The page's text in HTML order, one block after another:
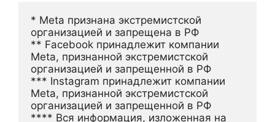
* Meta признана экстремистской
организацией и запрещена в РФ
** Facebook принадлежит компании
Meta, признанной экстремистской
организацией и запрещенной в РФ
*** Instagram принадлежит компании
Meta, признанной экстремистской
организацией и запрещенной в РФ
**** Вся информация, изложенная на